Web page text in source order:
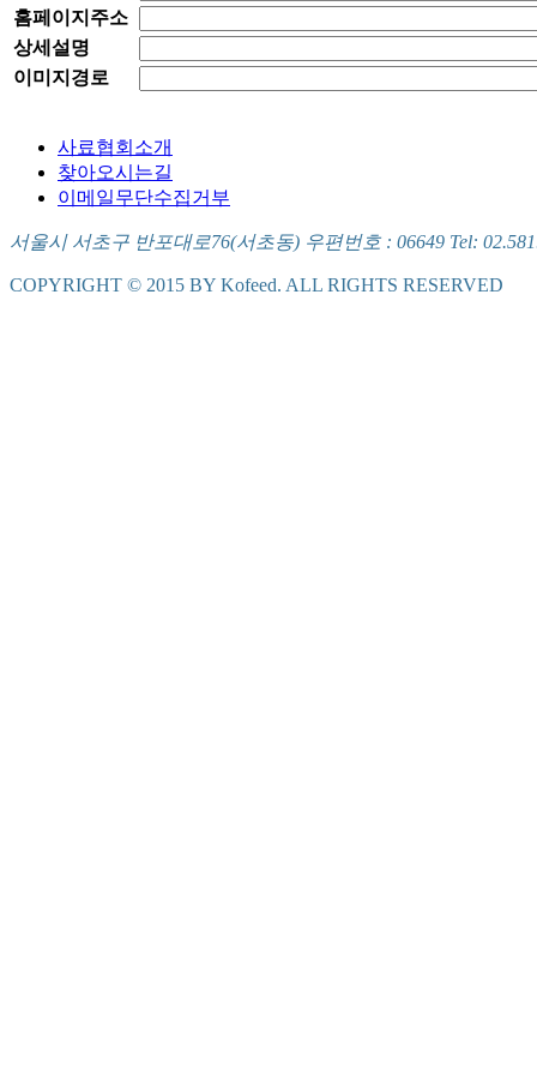
홈페이지주소
상세설명
이미지경로
사료협회소개
찾아오시는길
이메일무단수집거부
서울시 서초구 반포대로76(서초동) 우편번호 : 06649 Tel:
COPYRIGHT © 2015 BY Kofeed. ALL RIGHTS RESERVED